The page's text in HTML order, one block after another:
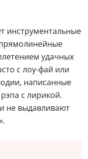
инструментальные
удачных
с лоу-фай или
написанные
с лирикой.
не выдавливают